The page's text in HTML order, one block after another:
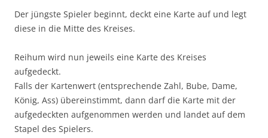
Der jüngste Spieler beginnt, deckt eine Karte auf und legt
diese in die Mitte des Kreises.
Reihum wird nun jeweils eine Karte des Kreises
aufgedeckt.
Falls der Kartenwert (entsprechende Zahl, Bube, Dame,
König, Ass) übereinstimmt, dann darf die Karte mit der
aufgedeckten aufgenommen werden und landet auf dem
Stapel des Spielers.